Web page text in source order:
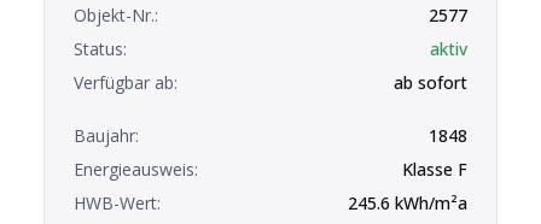
Objekt-Nr.:
2577
Status:
aktiv
Verfügbar ab:
ab sofort
Baujahr:
1848
Energieausweis:
Klasse F
HWB-Wert:
245.6 kWh/m²a